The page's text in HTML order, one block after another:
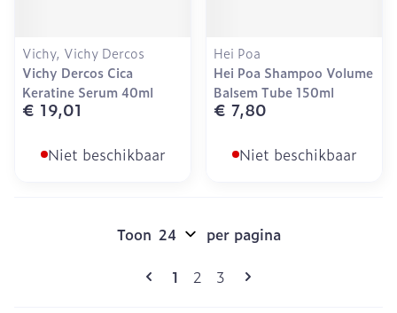
Vichy, Vichy Dercos
Vichy Dercos Cica
Keratine Serum 40ml
€ 19,01
Niet beschikbaar
Hei Poa
Hei Poa Shampoo Volume
Balsem Tube 150ml
€ 7,80
Niet beschikbaar
Pagina's
U lees momenteel pagina
1 Pagina
2 Pagina
3
Toon per pagina